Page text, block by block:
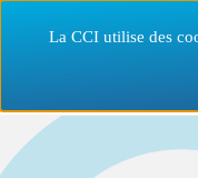
Aller
Panneau de gestion des
La CCI utilise des